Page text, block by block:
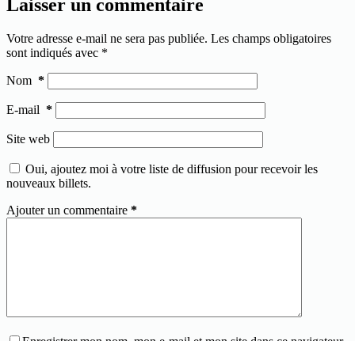
Laisser un commentaire
Votre adresse e-mail ne sera pas publiée. Les champs obligatoires
sont indiqués avec *
Nom *
E-mail *
Site web
Oui, ajoutez moi à votre liste de diffusion pour recevoir les
nouveaux billets.
Ajouter un commentaire *